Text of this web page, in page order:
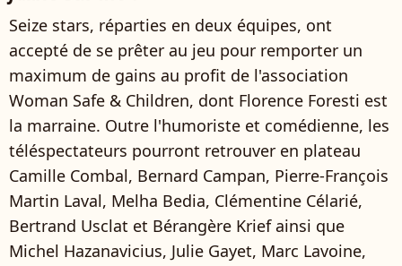
Seize stars, réparties en deux équipes, ont
accepté de se prêter au jeu pour remporter un
maximum de gains au profit de l'association
Woman Safe & Children, dont Florence Foresti est
la marraine. Outre l'humoriste et comédienne, les
téléspectateurs pourront retrouver en plateau
Camille Combal, Bernard Campan, Pierre-François
Martin Laval, Melha Bedia, Clémentine Célarié,
Bertrand Usclat et Bérangère Krief ainsi que
Michel Hazanavicius, Julie Gayet, Marc Lavoine,